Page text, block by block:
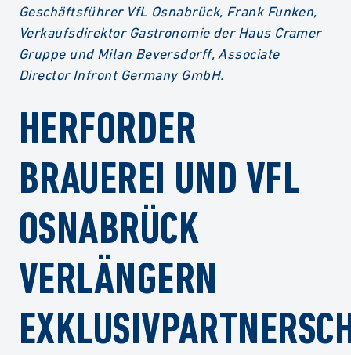
Geschäftsführer VfL Osnabrück, Frank Funken,
Verkaufsdirektor Gastronomie der Haus Cramer
Gruppe und Milan Beversdorff, Associate
Director Infront Germany GmbH.
HERFORDER
BRAUEREI UND VFL
OSNABRÜCK
VERLÄNGERN